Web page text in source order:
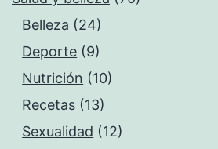
Belleza (24)
Deporte (9)
Nutrición (10)
Recetas (13)
Sexualidad (12)